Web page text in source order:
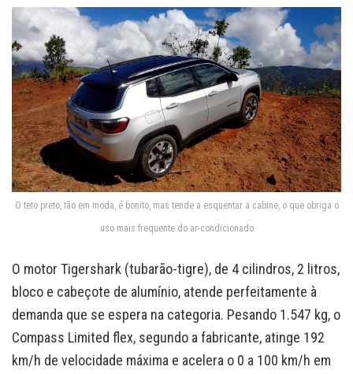
O teto preto, tão em moda, é bonito, mas tende a esquentar a cabine, o que obriga o
uso mais frequente do ar-condicionado
O motor Tigershark (tubarão-tigre), de 4 cilindros, 2 litros,
bloco e cabeçote de alumínio, atende perfeitamente à
demanda que se espera na categoria. Pesando 1.547 kg, o
Compass Limited flex, segundo a fabricante, atinge 192
km/h de velocidade máxima e acelera o 0 a 100 km/h em